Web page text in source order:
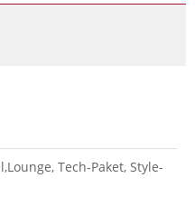
Tech-Paket, Style-